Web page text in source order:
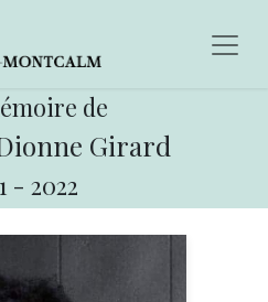
de
Girard
- 2022